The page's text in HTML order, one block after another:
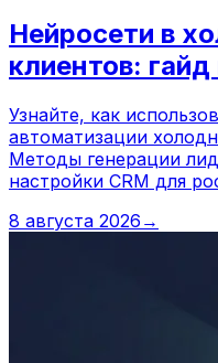
Нейросети в
клиентов:
Узнайте, как
автоматизации
Методы генерации
настройки CRM для
8 августа 2026 →